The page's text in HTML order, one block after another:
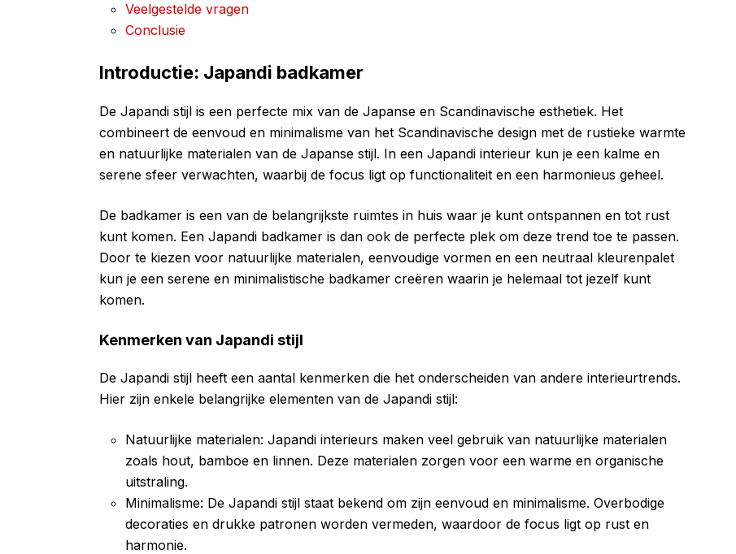
Veelgestelde vragen
Conclusie
Introductie: Japandi badkamer
De Japandi stijl is een perfecte mix van de Japanse en Scandinavische esthetiek. Het
combineert de eenvoud en minimalisme van het Scandinavische design met de rustieke warmte
en natuurlijke materialen van de Japanse stijl. In een Japandi interieur kun je een kalme en
serene sfeer verwachten, waarbij de focus ligt op functionaliteit en een harmonieus geheel.
De badkamer is een van de belangrijkste ruimtes in huis waar je kunt ontspannen en tot rust
kunt komen. Een Japandi badkamer is dan ook de perfecte plek om deze trend toe te passen.
Door te kiezen voor natuurlijke materialen, eenvoudige vormen en een neutraal kleurenpalet
kun je een serene en minimalistische badkamer creëren waarin je helemaal tot jezelf kunt
komen.
Kenmerken van Japandi stijl
De Japandi stijl heeft een aantal kenmerken die het onderscheiden van andere interieurtrends.
Hier zijn enkele belangrijke elementen van de Japandi stijl:
Natuurlijke materialen: Japandi interieurs maken veel gebruik van natuurlijke materialen
zoals hout, bamboe en linnen. Deze materialen zorgen voor een warme en organische
uitstraling.
Minimalisme: De Japandi stijl staat bekend om zijn eenvoud en minimalisme. Overbodige
decoraties en drukke patronen worden vermeden, waardoor de focus ligt op rust en
harmonie.